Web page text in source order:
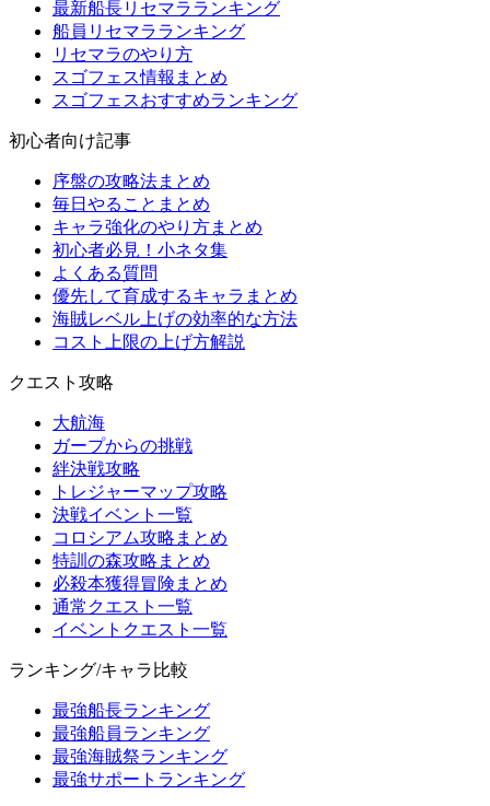
最新船長リセマラランキング
船員リセマラランキング
リセマラのやり方
スゴフェス情報まとめ
スゴフェスおすすめランキング
初心者向け記事
序盤の攻略法まとめ
毎日やることまとめ
キャラ強化のやり方まとめ
初心者必見！小ネタ集
よくある質問
優先して育成するキャラまとめ
海賊レベル上げの効率的な方法
コスト上限の上げ方解説
クエスト攻略
大航海
ガープからの挑戦
絆決戦攻略
トレジャーマップ攻略
決戦イベント一覧
コロシアム攻略まとめ
特訓の森攻略まとめ
必殺本獲得冒険まとめ
通常クエスト一覧
イベントクエスト一覧
ランキング/キャラ比較
最強船長ランキング
最強船員ランキング
最強海賊祭ランキング
最強サポートランキング